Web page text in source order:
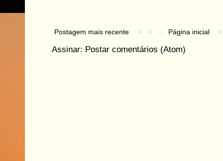
Postagem mais recente Página inicial
Assinar: Postar comentários (Atom)